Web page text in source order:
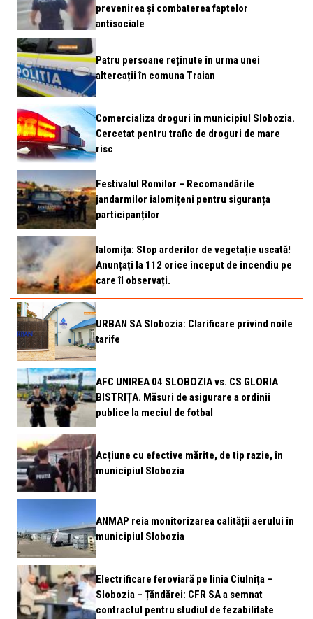
prevenirea și combaterea faptelor
antisociale
Patru persoane reținute în urma unei
altercații în comuna Traian
Comercializa droguri în municipiul Slobozia.
Cercetat pentru trafic de droguri de mare
risc
Festivalul Romilor – Recomandările
jandarmilor ialomițeni pentru siguranța
participanților
Ialomița: Stop arderilor de vegetație uscată!
Anunțați la 112 orice început de incendiu pe
care îl observați.
URBAN SA Slobozia: Clarificare privind noile
tarife
AFC UNIREA 04 SLOBOZIA vs. CS GLORIA
BISTRIȚA. Măsuri de asigurare a ordinii
publice la meciul de fotbal
Acțiune cu efective mărite, de tip razie, în
municipiul Slobozia
ANMAP reia monitorizarea calității aerului în
municipiul Slobozia
Electrificare feroviară pe linia Ciulnița –
Slobozia – Țăndărei: CFR SA a semnat
contractul pentru studiul de fezabilitate